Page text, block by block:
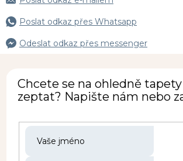
Poslat odkaz přes Whatsapp
Odeslat odkaz přes messenger
Chcete se na ohledně
zeptat? Napište nám nebo